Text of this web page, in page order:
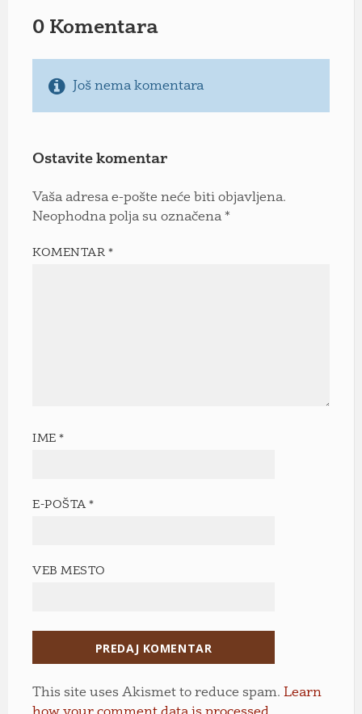
0 Komentara
Još nema komentara
Ostavite komentar
Vaša adresa e-pošte neće biti objavljena.
Neophodna polja su označena *
KOMENTAR*
IME*
E-POŠTA*
VEB MESTO
This site uses Akismet to reduce spam. Learn